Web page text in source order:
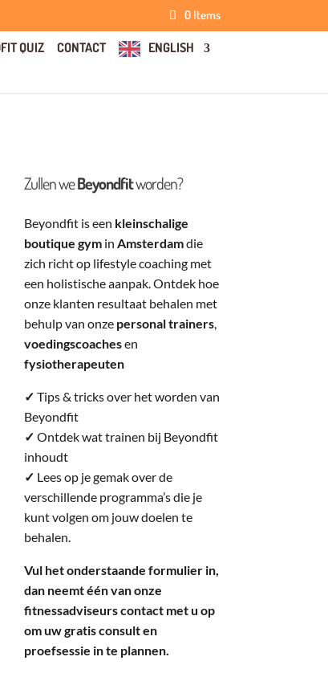
0 Items
QUIZ CONTACT ENGLISH
Zullen weBeyondfitworden?
Beyondfit is een kleinschalige
boutique gymin Amsterdamdie
zich richt op lifestyle coaching met
een holistische aanpak. Ontdek hoe
onze klanten resultaat behalen met
behulp van onze personal trainers,
voedingscoachesen
fysiotherapeuten
✓ Tips & tricks over het worden van
Beyondfit
✓ Ontdek wat trainen bij Beyondfit
inhoudt
✓ Lees op je gemak over de
verschillende programma’s die je
kunt volgen om jouw doelen te
behalen.
Vul het onderstaande formulier in,
dan neemt één van onze
fitnessadviseurs contact met u op
om uw gratis consult en
proefsessie in te plannen.